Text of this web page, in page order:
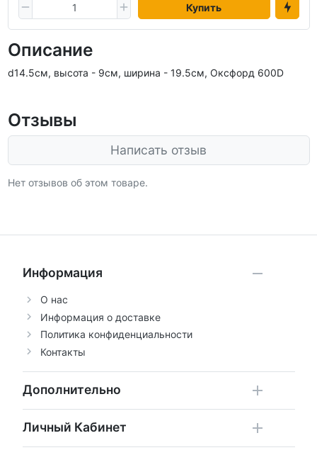
Купить
Описание
d14.5см, высота - 9см, ширина - 19.5см, Оксфорд 600D
Отзывы
Написать отзыв
Нет отзывов об этом товаре.
Информация
О нас
Информация о доставке
Политика конфиденциальности
Контакты
Дополнительно
Личный Кабинет